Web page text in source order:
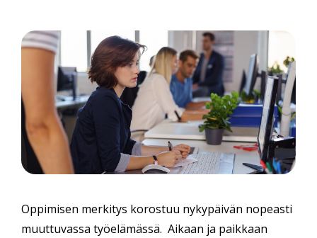
Oppimisen merkitys korostuu nykypäivän nopeasti
muuttuvassa työelämässä. Aikaan ja paikkaan